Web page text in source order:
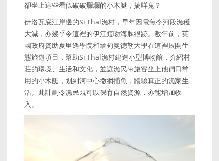
卻坐上這些看似破破爛爛的小木艇，搞咩鬼？
伊洛瓦底江岸邊的Si Thal漁村，早年因電魚令河段漁穫
大減，亦幾乎令這裡的伊江短吻海豚絕跡。數年前，英
國政府資助夏里遜學院和緬甸曼德勒大學在這裡展開生
態旅遊項目，幫助Si Thal漁村建造小型博物館，介紹村
莊的環境、生活和文化，並讓漁民帶旅客坐上他們日常
用的小木艇，划到河中心撒網捕魚，體驗真正的漁家生
活。此計劃令漁民既可以保育自然資源，亦能增加收
入。